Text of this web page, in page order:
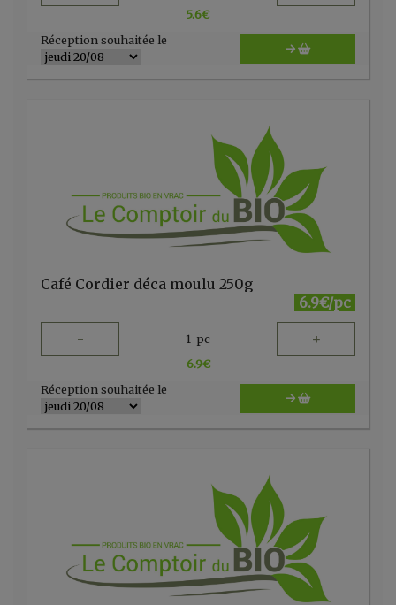
5.6€
Réception souhaitée le
Café Cordier déca moulu 250g
6.9€/pc
- 1 pc +
6.9€
Réception souhaitée le